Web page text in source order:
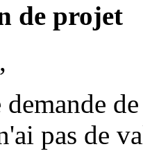
de projet
demande
pas de